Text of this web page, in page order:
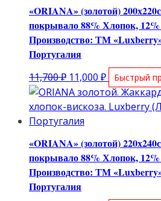
«ORIANA» (золотой)
покрывало 88% Хлопок, 12%
Производство: ТМ
Португалия
11,700₽ Первоначальная
цена
составляла
11,700 ₽.
11,000 ₽Текущая
цена:
11,000 ₽.
Быстрый
«ORIANA» (золотой)
покрывало 88% Хлопок, 12%
Производство: ТМ
Португалия